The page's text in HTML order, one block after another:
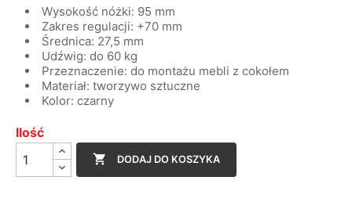
Wysokość nóżki: 95 mm
Zakres regulacji: +70 mm
Średnica: 27,5 mm
Udźwig: do 60 kg
Przeznaczenie: do montażu mebli z cokołem
Materiał: tworzywo sztuczne
Kolor: czarny
Ilość
 DODAJ DO KOSZYKA